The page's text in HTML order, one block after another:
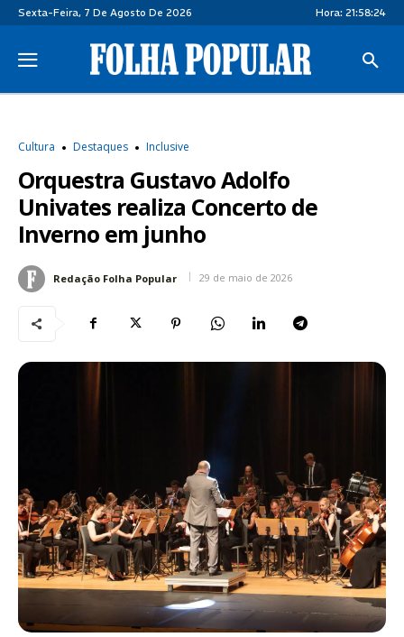
Sexta-Feira, 7 De Agosto De 2026 Hora: 21:58:24
Cultura Destaques Inclusive
Orquestra Gustavo Adolfo
Univates realiza Concerto de
Inverno em junho
Redação Folha Popular 29 de maio de 2026